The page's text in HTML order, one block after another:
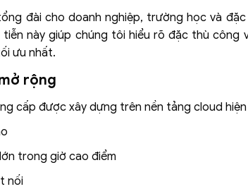
đài cho doanh nghiệp, trường học và
này giúp chúng tôi hiểu rõ đặc thù công
ưu nhất.
rộng
cấp được xây dựng trên nền tảng cloud
trong giờ cao điểm
nối